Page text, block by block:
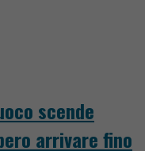
scende
arrivare fino